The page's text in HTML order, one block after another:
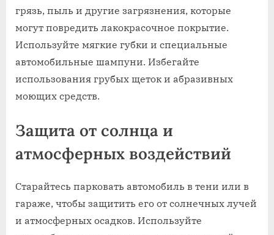
грязь‚ пыль и другие загрязнения‚ которые
могут повредить лакокрасочное покрытие.
Используйте мягкие губки и специальные
автомобильные шампуни. Избегайте
использования грубых щеток и абразивных
моющих средств.
Защита от солнца и
атмосферных воздействий
Старайтесь парковать автомобиль в тени или в
гараже‚ чтобы защитить его от солнечных лучей
и атмосферных осадков. Используйте